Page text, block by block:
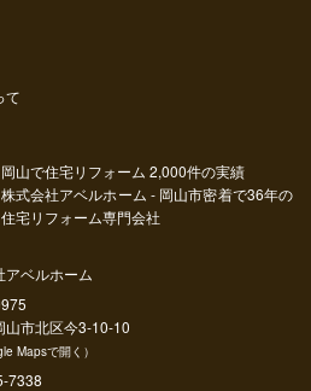
て
岡山で住宅リフォーム 2,000件の実績
株式会社アベルホーム - 岡山市密着で36年の
住宅リフォーム専門会社
アベルホーム
山市北区今3-10-10
Mapsで開く ）
7338